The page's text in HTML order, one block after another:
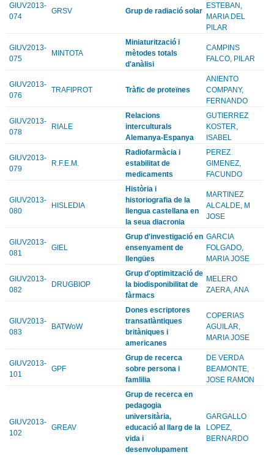
GIUV2013-
074
GRSV Grup de radiació solar
ESTEBAN,
MARIA DEL
PILAR
GIUV2013-
075
MINTOTA
Miniaturització i
mètodes totals
d'anàlisi
CAMPINS
FALCO, PILAR
GIUV2013-
076
TRAFIPROT Tràfic de proteïnes
ANIENTO
COMPANY,
FERNANDO
GIUV2013-
078
RIALE
Relacions
interculturals
Alemanya-Espanya
GUTIERREZ
KOSTER,
ISABEL
GIUV2013-
079
R.F.E.M.
Radiofarmàcia i
estabilitat de
medicaments
PEREZ
GIMENEZ,
FACUNDO
GIUV2013-
080
HISLEDIA
Història i
historiografia de la
llengua castellana en
la seua diacronia
MARTINEZ
ALCALDE, M
JOSE
GIUV2013-
081
GIEL
Grup d'investigació en
ensenyament de
llengües
GARCIA
FOLGADO,
MARIA JOSE
GIUV2013-
082
DRUGBIOP
Grup d'optimització de
la biodisponibilitat de
fàrmacs
MELERO
ZAERA, ANA
GIUV2013-
083
BATWoW
Dones escriptores
transatlàntiques
britàniques i
americanes
COPERIAS
AGUILAR,
MARIA JOSE
GIUV2013-
101
GPF
Grup de recerca
sobre persona i
famlilia
DE VERDA
BEAMONTE,
JOSE RAMON
GIUV2013-
102
GREAV
Grup de recerca en
pedagogia
universitària,
educació al llarg de la
vida i
desenvolupament
GARGALLO
LOPEZ,
BERNARDO